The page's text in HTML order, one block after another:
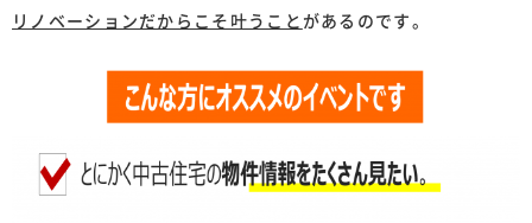
リノベーションだからこそ叶うこと があるのです。